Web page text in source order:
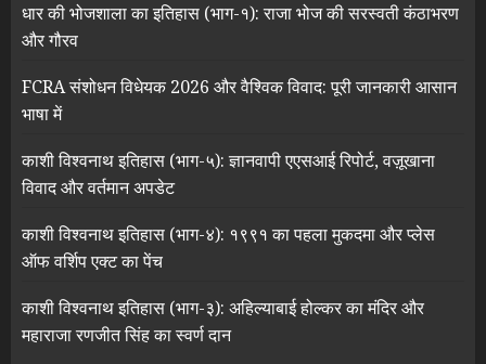
धार की भोजशाला का इतिहास (भाग-१): राजा भोज की सरस्वती कंठाभरण
और गौरव
FCRA संशोधन विधेयक 2026 और वैश्विक विवाद: पूरी जानकारी आसान
भाषा में
काशी विश्वनाथ इतिहास (भाग-५): ज्ञानवापी एएसआई रिपोर्ट, वज़ूखाना
विवाद और वर्तमान अपडेट
काशी विश्वनाथ इतिहास (भाग-४): १९९१ का पहला मुकदमा और प्लेस
ऑफ वर्शिप एक्ट का पेंच
काशी विश्वनाथ इतिहास (भाग-३): अहिल्याबाई होल्कर का मंदिर और
महाराजा रणजीत सिंह का स्वर्ण दान